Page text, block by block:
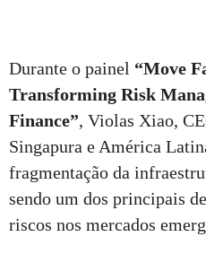
Durante o painel “Move
Transforming Risk
Finance”, Violas Xiao,
Singapura e América
fragmentação da
sendo um dos principais
riscos nos mercados